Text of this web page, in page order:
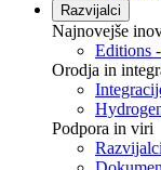
Razvijalci
Najnovejše
Editions
Orodja in
Podpora in viri